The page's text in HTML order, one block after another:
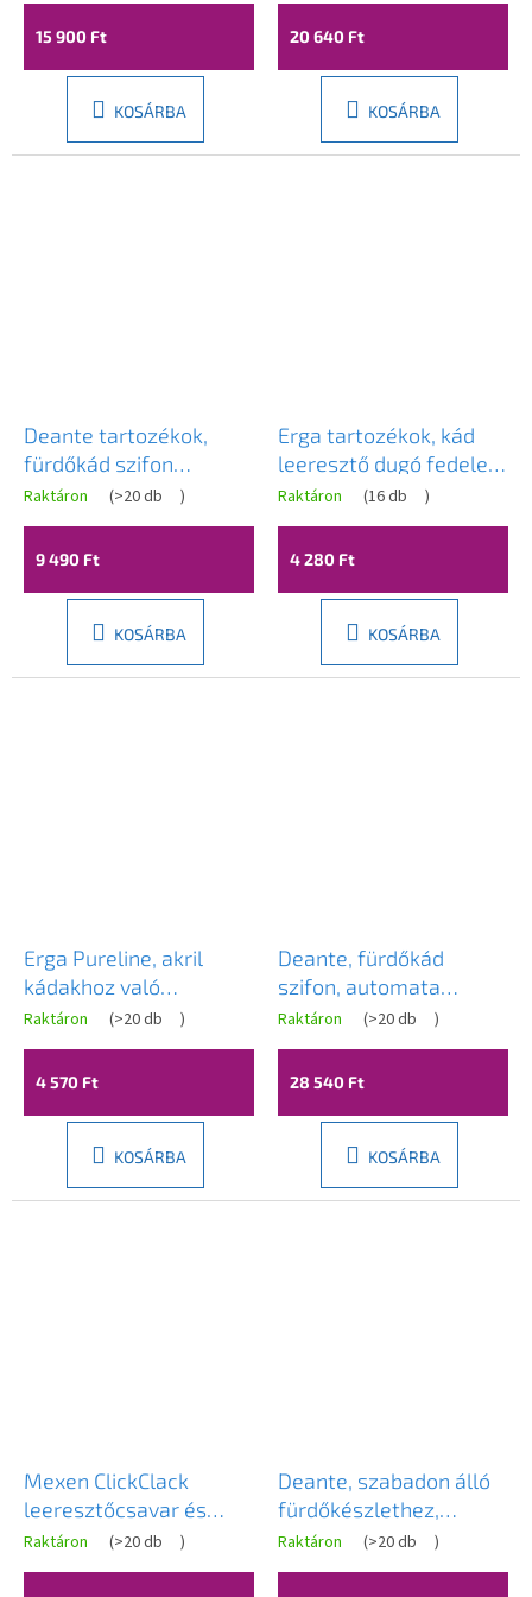
fényes fehér, ERG-V08-
15 900 Ft
KOSÁRBA
matt, DEA-KYY_R10B
20 640 Ft
KOSÁRBA
Deante tartozékok,
fürdőkád szifon
rugalmas
csatlakozással, fehér,
DEA-KXY_991W
Raktáron (>20 db )
9 490 Ft
KOSÁRBA
Erga tartozékok, kád
leeresztő dugó fedele,
arany fényes, ERG-ND-
7900-GD
Raktáron (16 db )
4 280 Ft
KOSÁRBA
Erga Pureline, akril
kádakhoz való
tartólábak, ERG-V08-
PURELINE-FRAME-IX
Raktáron (>20 db )
4 570 Ft
KOSÁRBA
Deante, fürdőkád
szifon, automata
ClickClack, arany matt,
DEA-NHC_R57B
Raktáron (>20 db )
28 540 Ft
KOSÁRBA
Mexen ClickClack
leeresztőcsavar és
túlfolyófedél, rézmatt,
5100-65
Raktáron (>20 db )
Deante, szabadon álló
fürdőkészlethez,
ClickClack típusú fém
dugóval és túlfolyó
Raktáron (>20 db )